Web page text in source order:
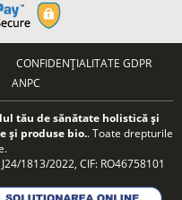
CONFIDENȚIALITATE GDPR
ANPC
tău de sănătate holistică și
și produse bio.. Toate drepturile
1813/2022, CIF: RO46758101